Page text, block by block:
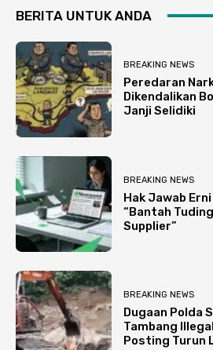
BERITA UNTUK ANDA
BREAKING NEWS
Peredaran
Dikendalikan
Janji Selidiki
BREAKING NEWS
Hak Jawab
“Bantah
Supplier”
BREAKING NEWS
Dugaan Polda
Tambang
Posting Turun